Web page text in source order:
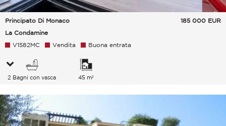
Principato Di Monaco
La Condamine
185 000 EUR
V1582MC Vendita Buona entrata
2 Bagni con vasca 45 m²